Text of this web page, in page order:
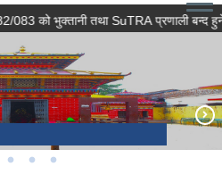
चालु आ.व.2082/083 को भुक्तानी तथा SuTRA प्रणाली